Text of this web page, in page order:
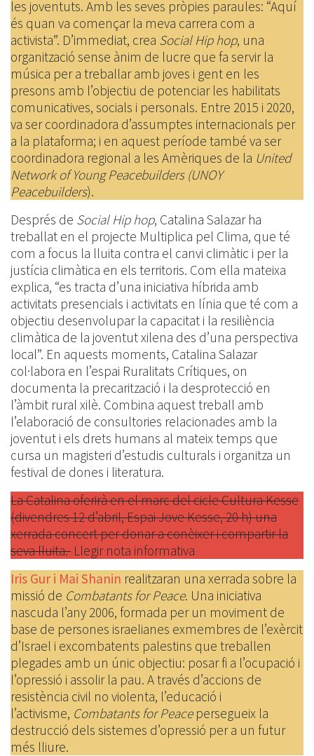
les joventuts. Amb les seves pròpies paraules: “Aquí
és quan va començar la meva carrera com a
activista”. D’immediat, crea Social Hip hop, una
organització sense ànim de lucre que fa servir la
música per a treballar amb joves i gent en les
presons amb l’objectiu de potenciar les habilitats
comunicatives, socials i personals. Entre 2015 i 2020,
va ser coordinadora d’assumptes internacionals per
a la plataforma; i en aquest període també va ser
coordinadora regional a les Amèriques de la United
Network of Young Peacebuilders (UNOY
Peacebuilders).
Després de Social Hip hop, Catalina Salazar ha
treballat en el projecte Multiplica pel Clima, que té
com a focus la lluita contra el canvi climàtic i per la
justícia climàtica en els territoris. Com ella mateixa
explica, “es tracta d’una iniciativa híbrida amb
activitats presencials i activitats en línia que té com a
objectiu desenvolupar la capacitat i la resiliència
climàtica de la joventut xilena des d’una perspectiva
local”. En aquests moments, Catalina Salazar
col·labora en l’espai Ruralitats Crítiques, on
documenta la precarització i la desprotecció en
l’àmbit rural xilè. Combina aquest treball amb
l’elaboració de consultories relacionades amb la
joventut i els drets humans al mateix temps que
cursa un magisteri d’estudis culturals i organitza un
festival de dones i literatura.
La Catalina oferirà en el marc del cicle Cultura Kesse
(divendres 12 d’abril, Espai Jove Kesse, 20 h) una
xerrada concert per donar a conèixer i compartir la
seva lluita. ​ Llegir nota informativa
Iris Gur i Mai Shanin realitzaran una xerrada sobre la
missió de Combatants for Peace. Una iniciativa
nascuda l’any 2006, formada per un moviment de
base de persones israelianes exmembres de l’exèrcit
d’Israel i excombatents palestins que treballen
plegades amb un únic objectiu: posar fi a l’ocupació i
l’opressió i assolir la pau. A través d’accions de
resistència civil no violenta, l’educació i
l’activisme, Combatants for Peacepersegueix la
destrucció dels sistemes d’opressió per a un futur
més lliure.